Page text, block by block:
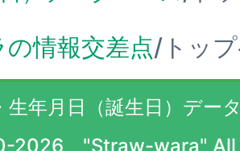
情報交差点/トッ
生年月日（誕生日）デー
2026 "Straw-wara"